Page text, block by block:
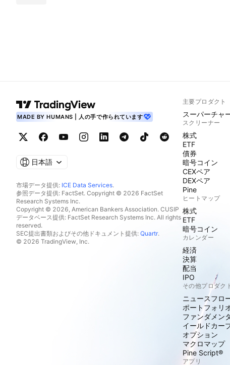
MADE BY HUMANS | 人の手で作られています
日本語
市場データ提供: ICE Data Services.
参照データ提供: FactSet. Copyright © 2026 FactSet
Research Systems Inc.
Copyright © 2026, American Bankers Association. CUSIP
データベース提供: FactSet Research Systems Inc. All rights
reserved.
SEC提出書類およびその他ドキュメント提供: Quartr.
© 2026 TradingView, Inc.
主要プロダクト
スーパーチャ
スクリーナー
株式
ETF
債券
暗号コイン
CEXペア
DEXペア
Pine
ヒートマップ
株式
ETF
暗号コイン
カレンダー
経済
決算
配当
IPO
その他プロダク
ニュースフロ
ポートフォリ
ファンダメン
イールドカー
オプション
マクロマップ
Pine Script®
アプリ